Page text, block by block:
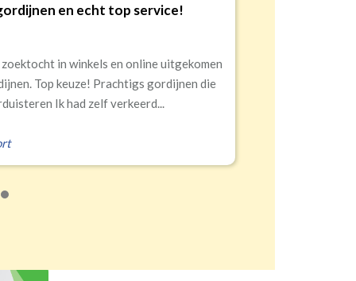
echt top service!
winkels en online uitgekomen
Prachtigs gordijnen die
zelf verkeerd...